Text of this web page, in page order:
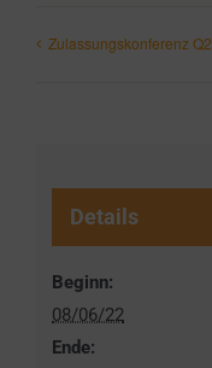
Zulassungskonferenz Q2
Details
Beginn:
08/06/22
Ende: